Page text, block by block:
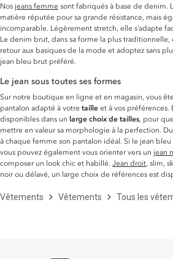
Nos jeans femme sont fabriqués à base de denim.
matière réputée pour sa grande résistance, mais
incomparable. Légèrement stretch, elle s’adapte
Le denim brut, dans sa forme la plus traditionnelle,
retour aux basiques de la mode et adoptez sans
jean bleu brut préféré.
Le jean sous toutes ses formes
Sur notre boutique en ligne et en magasin, vous
pantalon adapté à votre taille et à vos préférences.
disponibles dans un large choix de tailles , pour
mettre en valeur sa morphologie à la perfection. Du
à chaque femme son pantalon idéal. Si le jean
vous pouvez également vous orienter vers un jean
composer un look chic et habillé. Jean droit , slim,
noir ou délavé, un large choix de références est
Vêtements Vêtements Tous les